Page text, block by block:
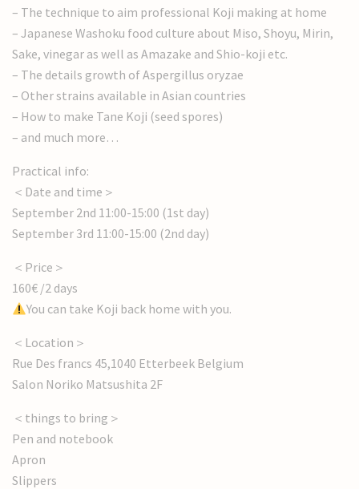
– The technique to aim professional Koji making at home
– Japanese Washoku food culture about Miso, Shoyu, Mirin,
Sake, vinegar as well as Amazake and Shio-koji etc.
– The details growth of Aspergillus oryzae
– Other strains available in Asian countries
– How to make Tane Koji (seed spores)
– and much more…
Practical info:
＜Date and time＞
September 2nd 11:00-15:00 (1st day)
September 3rd 11:00-15:00 (2nd day)
＜Price＞
160€ /2 days
You can take Koji back home with you.
＜Location＞
Rue Des francs 45,1040 Etterbeek Belgium
Salon Noriko Matsushita 2F
＜things to bring＞
Pen and notebook
Apron
Slippers